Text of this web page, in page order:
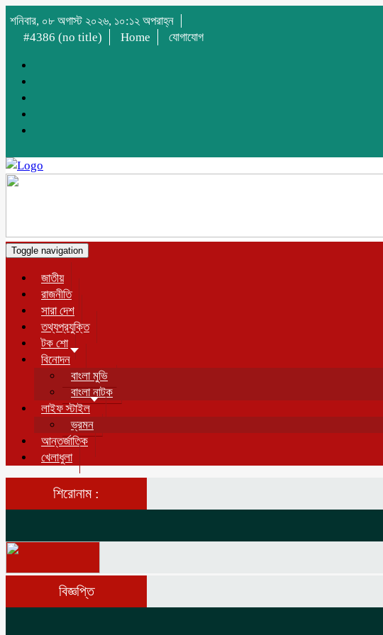
শনিবার, ০৮ অগাস্ট ২০২৬, ১০:১২ অপরাহ্ন
#4386 (no title)
Home যোগাযোগ
Toggle navigation
জাতীয়
রাজনীতি
সারা দেশ
তথ্যপ্রযুক্তি
টক শো
বিনোদন
বাংলা মুভি
বাংলা নাটক
লাইফ স্টাইল
ভ্রমন
আন্তর্জাতিক
খেলাধুলা
শিরোনাম :
বিজ্ঞপ্তি